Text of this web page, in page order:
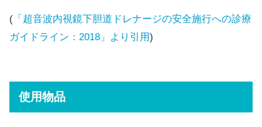
( 「超音波内視鏡下胆道ドレナージの安全施行への診療
ガイドライン：2018」より引用)
使用物品